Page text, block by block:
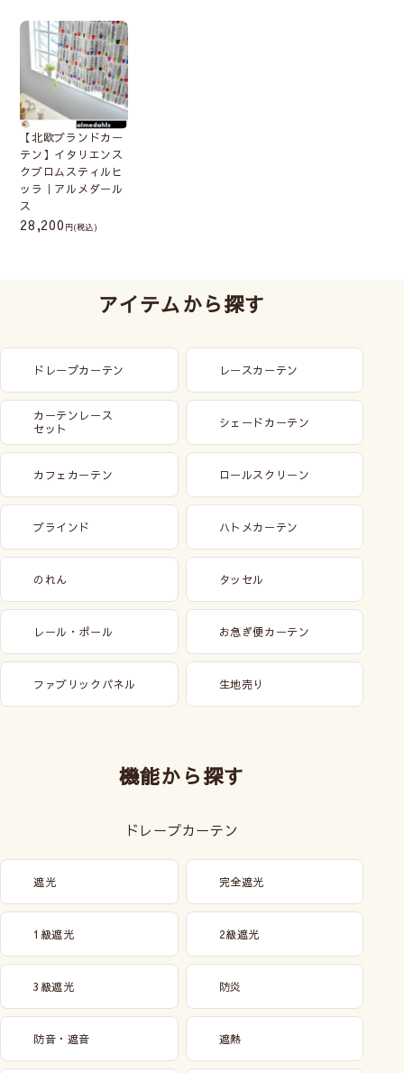
【北欧ブランドカー
テン】イタリエンス
クブロムスティルヒ
ッラ｜アルメダール
ス
28,200 (税込)
アイテムから探す
ドレープカーテン レースカーテン
カーテンレース
セット
シェードカーテン
カフェカーテン ロールスクリーン
ブラインド ハトメカーテン
のれん タッセル
レール・ポール お急ぎ便カーテン
ファブリックパネル 生地売り
機能から探す
ドレープカーテン
遮光 完全遮光
1級遮光 2級遮光
3級遮光 防炎
防音・遮音 遮熱